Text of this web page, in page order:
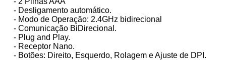
- Desligamento automático.
- Modo de Operação: 2.4GHz bidirecional
- Comunicação BiDirecional.
- Plug and Play.
- Receptor Nano.
- Botões: Direito, Esquerdo, Rolagem e Ajuste de DPI.